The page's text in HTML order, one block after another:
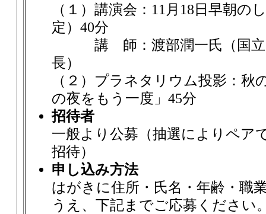
（１）講演会：11月18日早朝の
定）40分
講 師：渡部潤一氏（国立
長）
（２）プラネタリウム投影：秋
の夜をもう一度」45分
招待者
一般より公募（抽選によりペア
招待）
申し込み方法
はがきに住所・氏名・年齢・職
うえ、下記までご応募ください